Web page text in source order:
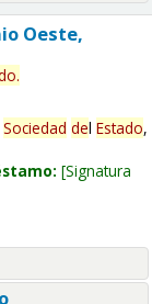
Oeste,
.
Sociedad del Estado,
Signatura